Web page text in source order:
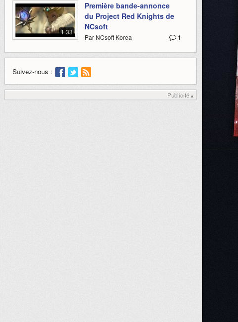
1:33
Première bande-annonce
du Project Red Knights de
NCsoft
1
Par NCsoft Korea
Suivez-nous :
Publicité ▴